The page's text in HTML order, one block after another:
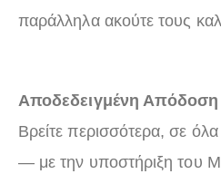
παράλληλα ακούτε τους
Αποδεδειγμένη Απόδοση
Βρείτε περισσότερα, σε
— με την υποστήριξη του